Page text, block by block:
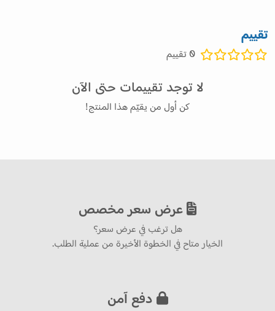
تقييم
0 تقييم
لا توجد تقييمات حتى الآن
كن أول من يقيّم هذا المنتج!
عرض سعر مخصص
هل ترغب في عرض سعر؟
الخيار متاح في الخطوة الأخيرة من عملية الطلب.
دفع آمن